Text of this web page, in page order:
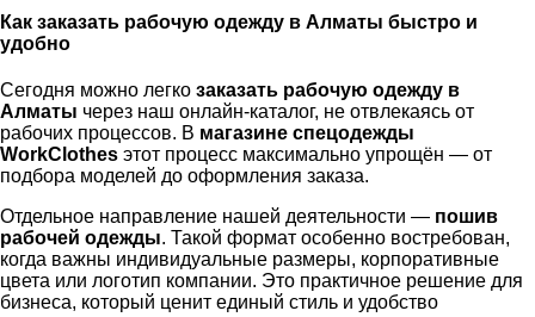
Как заказать рабочую одежду в Алматы быстро и
удобно
Сегодня можно легко заказать рабочую одежду в
Алматы через наш онлайн-каталог, не отвлекаясь от
рабочих процессов. В магазине спецодежды
WorkClothes этот процесс максимально упрощён — от
подбора моделей до оформления заказа.
Отдельное направление нашей деятельности — пошив
рабочей одежды. Такой формат особенно востребован,
когда важны индивидуальные размеры, корпоративные
цвета или логотип компании. Это практичное решение для
бизнеса, который ценит единый стиль и удобство